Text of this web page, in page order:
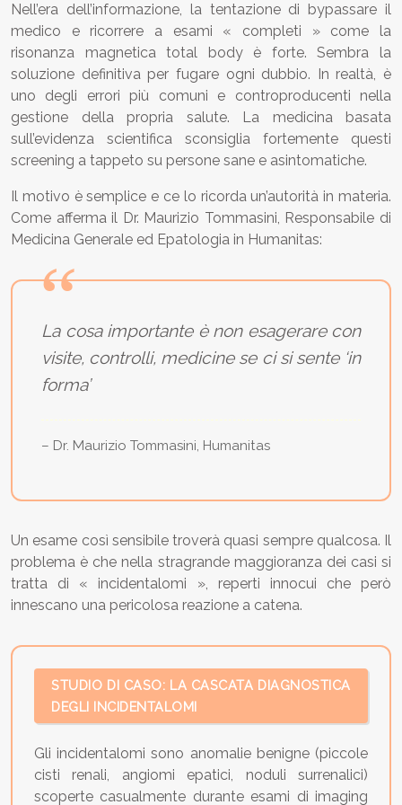
Nell’era dell’informazione, la tentazione di bypassare il
medico e ricorrere a esami « completi » come la
risonanza magnetica total body è forte. Sembra la
soluzione definitiva per fugare ogni dubbio. In realtà, è
uno degli errori più comuni e controproducenti nella
gestione della propria salute. La medicina basata
sull’evidenza scientifica sconsiglia fortemente questi
screening a tappeto su persone sane e asintomatiche.
Il motivo è semplice e ce lo ricorda un’autorità in materia.
Come afferma il Dr. Maurizio Tommasini, Responsabile di
Medicina Generale ed Epatologia in Humanitas:
La cosa importante è non esagerare con
visite, controlli, medicine se ci si sente ‘in
forma’
– Dr. Maurizio Tommasini, Humanitas
Un esame così sensibile troverà quasi sempre qualcosa. Il
problema è che nella stragrande maggioranza dei casi si
tratta di « incidentalomi », reperti innocui che però
innescano una pericolosa reazione a catena.
STUDIO DI CASO: LA CASCATA DIAGNOSTICA
DEGLI INCIDENTALOMI
Gli incidentalomi sono anomalie benigne (piccole
cisti renali, angiomi epatici, noduli surrenalici)
scoperte casualmente durante esami di imaging